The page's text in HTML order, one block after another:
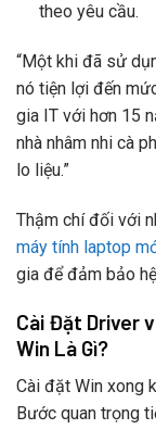
theo yêu cầu.
“Một khi đã sử
nó tiện lợi đến
gia IT với hơn 15
nhà nhâm nhi cà
lo liệu.”
Thậm chí đối với
máy tính laptop
gia để đảm bảo
Cài Đặt Driver
Win Là Gì?
Cài đặt Win xong
Bước quan trọng